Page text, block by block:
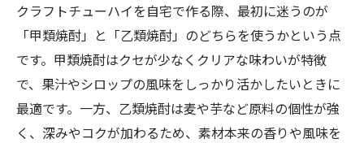
クラフトチューハイを自宅で作る際、最初に迷うのが
「甲類焼酎」と「乙類焼酎」のどちらを使うかという点
です。甲類焼酎はクセが少なくクリアな味わいが特徴
で、果汁やシロップの風味をしっかり活かしたいときに
最適です。一方、乙類焼酎は麦や芋など原料の個性が強
く、深みやコクが加わるため、素材本来の香りや風味を